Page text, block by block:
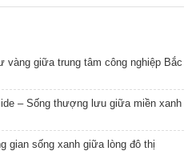
vàng giữa trung tâm công nghiệp Bắc
– Sống thượng lưu giữa miền xanh
gian sống xanh giữa lòng đô thị